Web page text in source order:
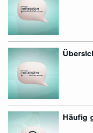
:
: Häufig